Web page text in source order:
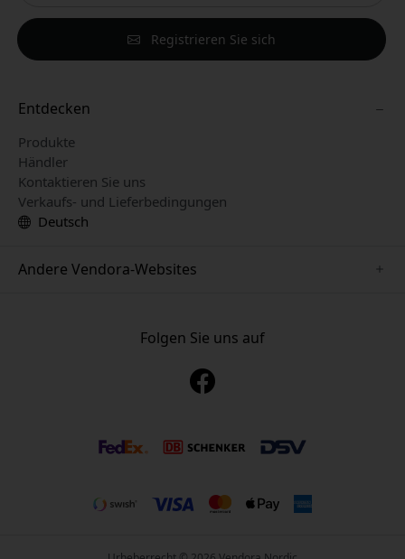
Registrieren Sie sich
Entdecken
Produkte
Händler
Kontaktieren Sie uns
Verkaufs- und Lieferbedingungen
Deutsch
Andere Vendora-Websites
www.clickandgrow.seFolgen Sie uns auf